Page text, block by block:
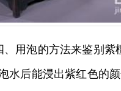
用泡的方法来鉴别紫
水后能浸出紫红色的